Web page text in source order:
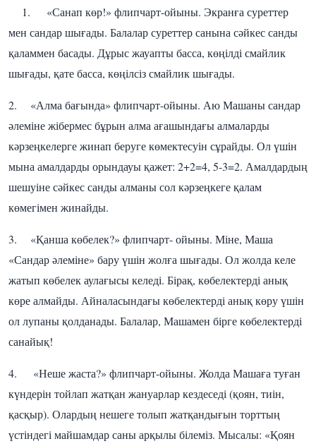
1. «Санап көр!» флипчарт-ойыны. Экранға суреттер
мен сандар шығады. Балалар суреттер санына сәйкес санды
қаламмен басады. Дұрыс жауапты басса, көңілді смайлик
шығады, қате басса, көңілсіз смайлик шығады.
2. «Алма бағында» флипчарт-ойыны. Аю Машаны сандар
әлеміне жібермес бұрын алма ағашындағы алмаларды
кәрзеңкелерге жинап беруге көмектесуін сұрайды. Ол үшін
мына амалдарды орындауы қажет: 2+2=4, 5-3=2. Амалдардың
шешуіне сәйкес санды алманы сол кәрзеңкеге қалам
көмегімен жинайды.
3. «Қанша көбелек?» флипчарт- ойыны. Міне, Маша
«Сандар әлеміне» бару үшін жолға шығады. Ол жолда келе
жатып көбелек аулағысы келеді. Бірақ, көбелектерді анық
көре алмайды. Айналасындағы көбелектерді анық көру үшін
ол лупаны қолданады. Балалар, Машамен бірге көбелектерді
санайық!
4. «Неше жаста?» флипчарт-ойыны. Жолда Машаға туған
күндерін тойлап жатқан жануарлар кездеседі (қоян, тиін,
қасқыр). Олардың нешеге толып жатқандығын торттың
үстіндегі майшамдар саны арқылы білеміз. Мысалы: «Қоян